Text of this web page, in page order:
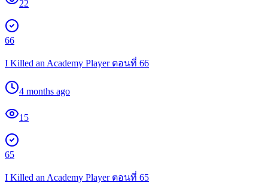
22
66
I Killed an Academy Player ตอนที่ 66
4 months ago
15
65
I Killed an Academy Player ตอนที่ 65